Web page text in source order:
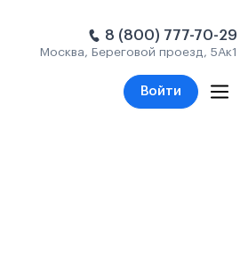
8 (800) 777-70-29
Москва, Береговой проезд, 5Ак1
Войти